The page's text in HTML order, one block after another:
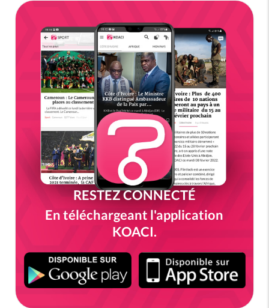
RESTEZ CONNECTÉ
En téléchargeant l'application
KOACI.